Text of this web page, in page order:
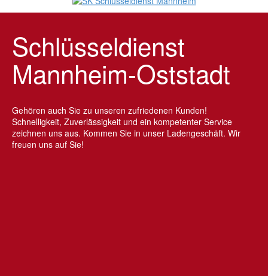
Schlüsseldienst
Mannheim-Oststadt
Gehören auch Sie zu unseren zufriedenen Kunden!
Schnelligkeit, Zuverlässigkeit und ein kompetenter Service
zeichnen uns aus. Kommen Sie in unser Ladengeschäft. Wir
freuen uns auf Sie!